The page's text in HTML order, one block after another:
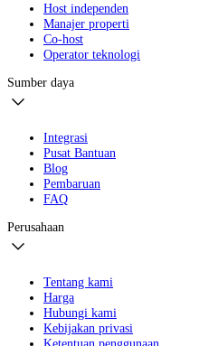
Host independen
Manajer properti
Co-host
Operator teknologi
Sumber daya
Integrasi
Pusat Bantuan
Blog
Pembaruan
FAQ
Perusahaan
Tentang kami
Harga
Hubungi kami
Kebijakan privasi
Ketentuan penggunaan